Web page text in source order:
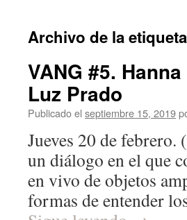
Archivo de la
VANG #5.
Luz Prado
Publicado el septiembre 15, 2019
Jueves 20 de
un diálogo en el que
en vivo de objetos
formas de entender